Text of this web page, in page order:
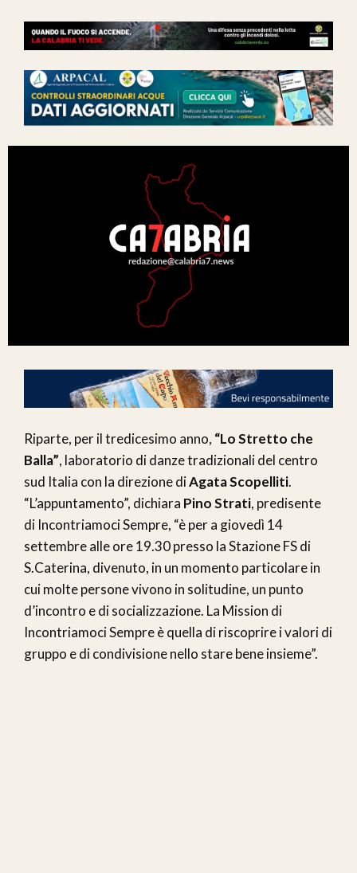
C7 Play
We Calabria
Mix Zone
Riparte, per il tredicesimo anno, “Lo Stretto che
Balla”, laboratorio di danze tradizionali del centro
sud Italia con la direzione diAgata Scopelliti.
“L’appuntamento”, dichiara Pino Strati, predisente
di Incontriamoci Sempre, “è per a giovedì 14
settembre alle ore 19.30 presso la Stazione FS di
S.Caterina, divenuto, in un momento particolare in
cui molte persone vivono in solitudine, un punto
d’incontro e di socializzazione. La Mission di
Incontriamoci Sempre è quella di riscoprire i valori di
gruppo e di condivisione nello stare bene insieme”.